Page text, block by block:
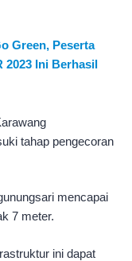
Green, Peserta
2023 Ini Berhasil
tahap pengecoran
mencapai
7 meter.
ini dapat